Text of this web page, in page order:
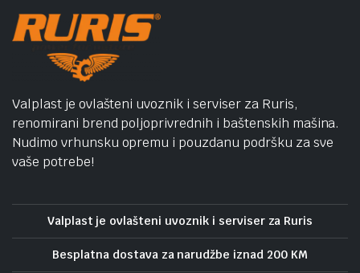
Valplast je ovlašteni uvoznik i serviser za Ruris,
renomirani brend poljoprivrednih i baštenskih mašina.
Nudimo vrhunsku opremu i pouzdanu podršku za sve
vaše potrebe!
Valplast je ovlašteni uvoznik i serviser za Ruris
Besplatna dostava za narudžbe iznad 200 KM